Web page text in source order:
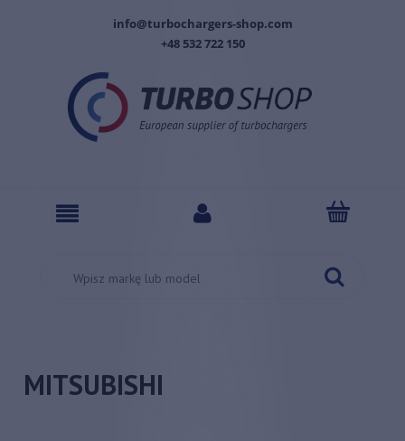
info@turbochargers-shop.com
+48 532 722 150
MITSUBISHI